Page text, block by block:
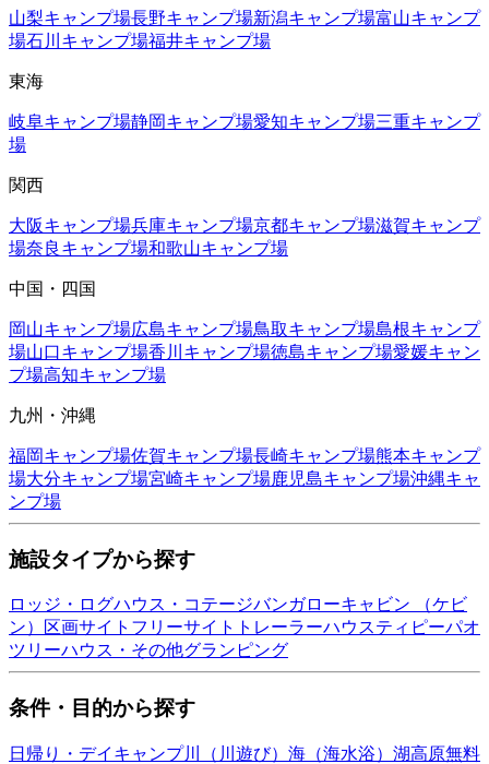
山梨キャンプ場長野キャンプ場新潟キャンプ場富山キャンプ
場石川 キャンプ場福井キャンプ場
東海
岐阜キャンプ場静岡キャンプ場愛知キャンプ場三重キャンプ
場
関西
大阪キャンプ場兵庫キャンプ場京都キャンプ場滋賀キャンプ
場奈良 キャンプ場和歌山キャンプ場
中国・四国
岡山キャンプ場広島キャンプ場鳥取キャンプ場島根キャンプ
場山口キャンプ場香川 キャンプ場徳島キャンプ場愛媛キャン
プ場高知キャンプ場
九州・沖縄
福岡キャンプ場佐賀キャンプ場長崎キャンプ場熊本キャンプ
場大分キャンプ場宮崎キャンプ場鹿児島キャンプ場沖縄キャ
ンプ場
施設タイプから探す
ロッジ・ログハウス・コテージバンガローキャビン （ケビ
ン）
区画サイト フリーサイト トレーラーハウスティピーパオ
ツリーハウス・その他グランピング
条件・目的から探す
日帰り・デイキャンプ川（川遊び） 海（海水浴） 湖高原無料